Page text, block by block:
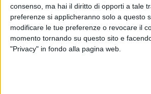
consenso, ma hai il diritto di opporti a tale
preferenze si applicheranno solo a questo
modificare le tue preferenze o revocare il
momento tornando su questo sito e
"Privacy" in fondo alla pagina web.
La zona via Dicuonzo - via Boggiano -
Palestro (e oltre), è già da molto tempo
costantemente piena di bottiglie di birra
ogni dove. Un po' di decenza e pulizia in